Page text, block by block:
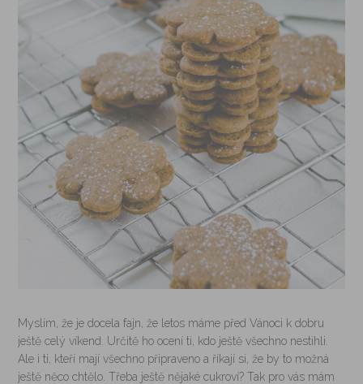
Myslím, že je docela fajn, že letos máme před Vánoci k dobru
ještě celý víkend. Určitě ho ocení ti, kdo ještě všechno nestihli.
Ale i ti, kteří mají všechno připraveno a říkají si, že by to možná
ještě něco chtělo. Třeba ještě nějaké cukroví? Tak pro vás mám